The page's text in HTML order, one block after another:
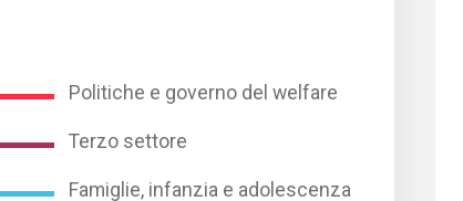
Politiche e governo del welfare
Terzo settore
Famiglie, infanzia e adolescenza